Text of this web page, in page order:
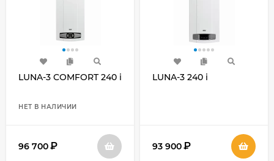
LUNA-3 COMFORT 240 i
НЕТ В НАЛИЧИИ
96 700₽
LUNA-3 240 i
93 900₽